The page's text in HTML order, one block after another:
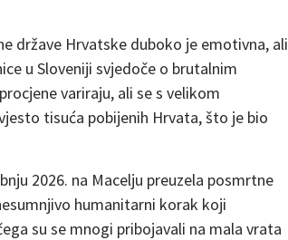
države Hrvatske duboko je emotivna, ali
u Sloveniji svjedoče o brutalnim
variraju, ali se s velikom
tisuća pobijenih Hrvata, što je bio
2026. na Macelju preuzela posmrtne
humanitarni korak koji
su se mnogi pribojavali na mala vrata